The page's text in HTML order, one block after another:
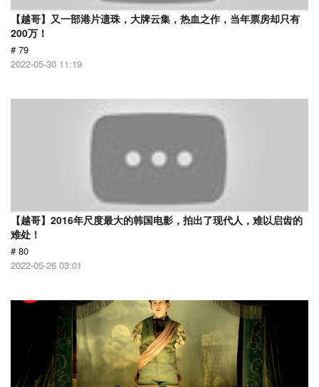
【越哥】又一部港片遗珠，大牌云集，热血之作，当年票房却只有
200万！
# 79
2022-05-30 11:19
【越哥】2016年尺度最大的韩国电影，拍出了现代人，难以启齿的
难处！
# 80
2022-05-26 03:01